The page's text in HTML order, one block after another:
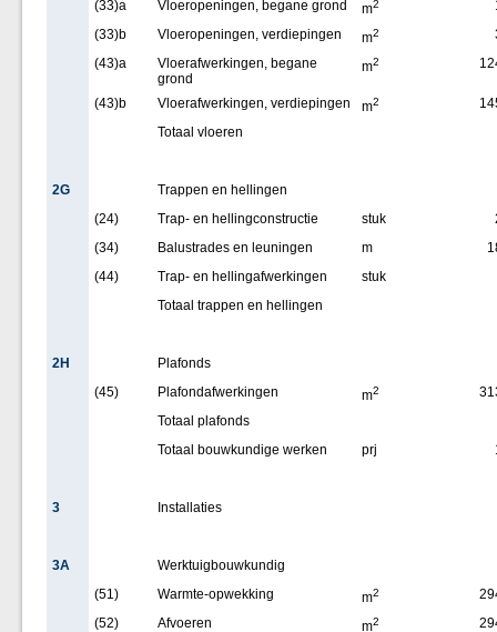
(33)a Vloeropeningen, begane grond m2
(33)b
Vloeropeningen, verdiepingen m2
(43)a
Vloerafwerkingen, begane
grond
m2
(43)b Vloerafwerkingen, verdiepingen m2
Totaal vloeren
2G
Trappen en hellingen
(24)
Trap- en hellingconstructie stuk
(34)
Balustrades en leuningen m
(44)
Trap- en hellingafwerkingen
stuk
Totaal trappen en hellingen
2H
Plafonds
(45)
Plafondafwerkingen m2
Totaal plafonds
Totaal bouwkundige werken
prj
3 Installaties
3A
Werktuigbouwkundig
(51)
Warmte-opwekking m2
(52)
Afvoeren m2